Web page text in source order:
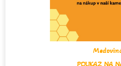
POUKAZ NA